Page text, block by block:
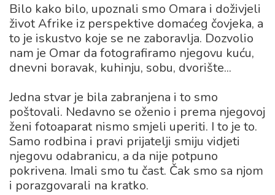
Bilo kako bilo, upoznali smo Omara i doživjeli
život Afrike iz perspektive domaćeg čovjeka, a
to je iskustvo koje se ne zaboravlja. Dozvolio
nam je Omar da fotografiramo njegovu kuću,
dnevni boravak, kuhinju, sobu, dvorište...
Jedna stvar je bila zabranjena i to smo
poštovali. Nedavno se oženio i prema njegovoj
ženi fotoaparat nismo smjeli uperiti. I to je to.
Samo rodbina i pravi prijatelji smiju vidjeti
njegovu odabranicu, a da nije potpuno
pokrivena. Imali smo tu čast. Čak smo sa njom
i porazgovarali na kratko.